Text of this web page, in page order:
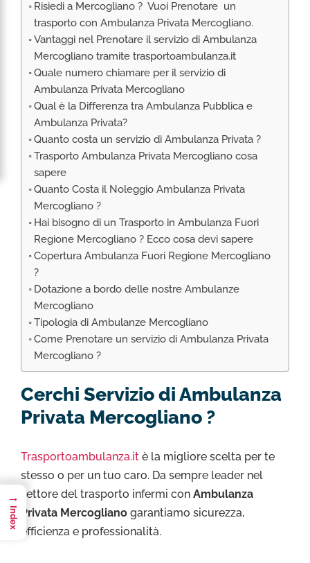
RIMPATRIO SANITARIO ITALIA
AMBULANZA SET CINEMATOGRAFICI
VOLO SANITARIO
TRASPORTO SANITARIO: VOLI DI LINEA,
ELIAMBULANZA ED AMBULANZA
TRASPORTO ECMO O CIRCOLAZIONE
EXTRACORPOREA
TRASPORTO PER NEONATI E PEDIATRICO
Risiedi a Mercogliano ? Vuoi Prenotare un
trasporto con Ambulanza Privata Mercogliano.
Vantaggi nel Prenotare il servizio di Ambulanza
Mercogliano tramite trasportoambulanza.it
Quale numero chiamare per il servizio di
Ambulanza Privata Mercogliano
Qual è la Differenza tra Ambulanza Pubblica e
Ambulanza Privata?
Quanto costa un servizio di Ambulanza Privata ?
Trasporto Ambulanza Privata Mercogliano cosa
sapere
Quanto Costa il Noleggio Ambulanza Privata
Mercogliano ?
Hai bisogno di un Trasporto in Ambulanza Fuori
Regione Mercogliano ? Ecco cosa devi sapere
Copertura Ambulanza Fuori Regione Mercogliano
?
Dotazione a bordo delle nostre Ambulanze
Mercogliano
Tipologia di Ambulanze Mercogliano
Come Prenotare un servizio di Ambulanza Privata
Mercogliano ?
Cerchi Servizio di Ambulanza
Privata Mercogliano ?
Trasportoambulanza.it è la migliore scelta per te
stesso o per un tuo caro. Da sempre leader nel
settore del trasporto infermi con Ambulanza
Privata Mercogliano garantiamo sicurezza,
efficienza e professionalità.
→
Index